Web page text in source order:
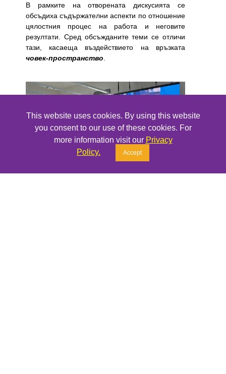
В рамките на отворената дискусията се
обсъдиха съдържателни аспекти по отношение
цялостния процес на работа и неговите
резултати. Сред обсъжданите теми се отличи
тaзи, касаеща въздействието на връзката
човек-пространство
This website uses cookies. By using this website
you consent to our use of these cookies. For
more information visit our Privacy
Policy.
Accept